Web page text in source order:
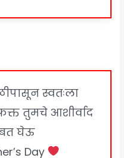
स्वतःला
तुमचे आशीर्वाद
घेऊ
Day